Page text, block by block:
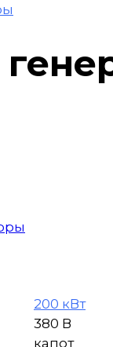
200 кВт
380 В
капот